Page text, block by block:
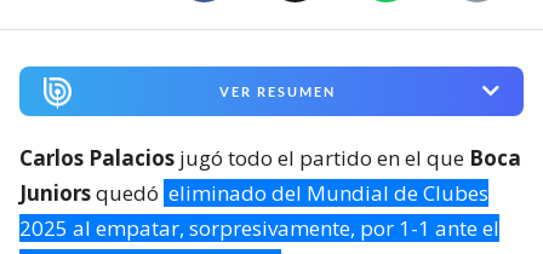
VER RESUMEN
Carlos Palacios jugó todo el partido en el que Boca
Juniorsquedó eliminado del Mundial de Clubes
2025 al empatar, sorpresivamente, por 1-1 ante el